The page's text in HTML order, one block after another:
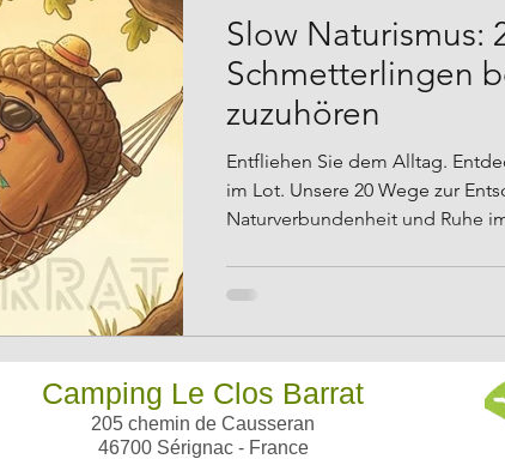
Slow Naturismus:
Schmetterlingen
zuzuhören
Entfliehen Sie dem Alltag.
im Lot. Unsere 20 Wege zur
Naturverbundenheit und Ruhe
Camping Le Clos Barrat
205 chemin de Causseran
46700 Sérignac - France